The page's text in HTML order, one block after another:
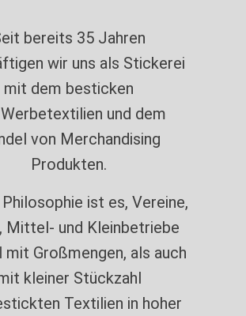
bereits 35 Jahren
wir uns als Stickerei
mit dem besticken
und dem
von Merchandising
Produkten.
ist es, Vereine,
Mittel- und Kleinbetriebe
mit Großmengen, als auch
kleiner Stückzahl
Textilien in hoher